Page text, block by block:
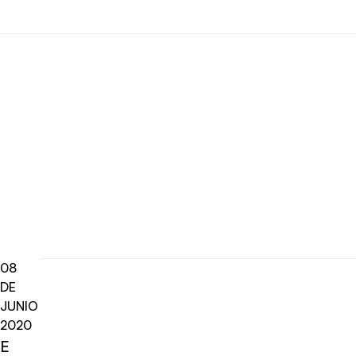
08
DE
JUNIO
2020
E